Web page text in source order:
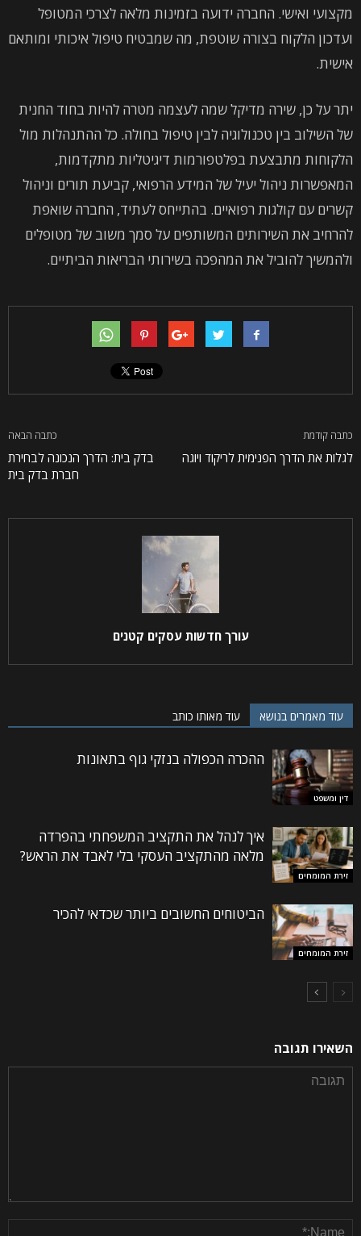
מקצועי ואישי. החברה ידועה בזמינות מלאה לצרכי המטופל
ועדכון הלקוח בצורה שוטפת, מה שמבטיח טיפול איכותי ומותאם
אישית.
יתר על כן, שירה מדיקל שמה לעצמה מטרה להיות בחוד החנית
של השילוב בין טכנולוגיה לבין טיפול בחולה. כל ההתנהלות מול
הלקוחות מתבצעת בפלטפורמות דיגיטליות מתקדמות,
המאפשרות ניהול יעיל של המידע הרפואי, קביעת תורים וניהול
קשרים עם קולגות רפואיים. בהתייחס לעתיד, החברה שואפת
להרחיב את השירותים המשותפים על סמך משוב של מטופלים
ולהמשיך להוביל את המהפכה בשירותי הבריאות הביתיים.
כתבה קודמת
לגלות את הדרך הפנימית לריקוד ויוגה
כתבה הבאה
בדק בית: הדרך הנכונה לבחירת
חברת בדק בית
עורך חדשות עסקים קטנים
עוד מאמרים בנושא עוד מאותו כותב
דין ומשפט
ההכרה הכפולה בנזקי גוף בתאונות
זירת המומחים
איך לנהל את התקציב המשפחתי בהפרדה
מלאה מהתקציב העסקי בלי לאבד את הראש?
זירת המומחים
הביטוחים החשובים ביותר שכדאי להכיר
השאירו תגובה